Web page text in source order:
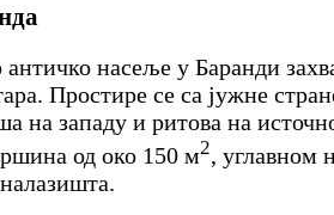
античко насеље у Баранди
Простире се са јужне
на западу и ритова на
од око 150 м2, углавном